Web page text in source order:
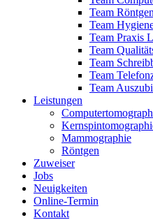
Team Röntgen
Team
Team Praxis
Team
Team
Team
Team
Leistungen
Mammographie
Röntgen
Zuweiser
Jobs
Neuigkeiten
Online-Termin
Kontakt